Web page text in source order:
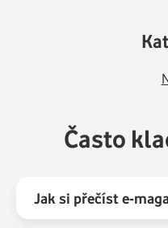
Často
Jak si přečíst e-